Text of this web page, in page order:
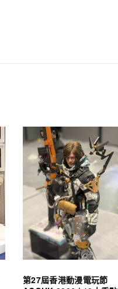
第27屆香港動漫電玩節